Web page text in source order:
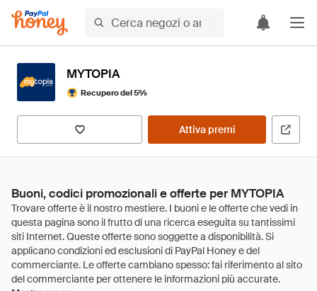
MYTOPIA
Recupero del 5%
Attiva premi
Buoni, codici promozionali e offerte per MYTOPIA